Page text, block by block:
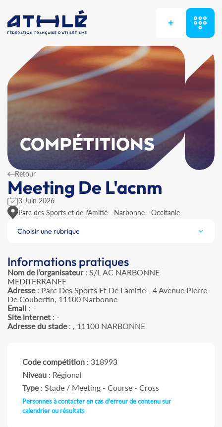
+
COMPÉTITIONS
Retour
Meeting De L'acnm
3 Juin 2026
Parc des Sports et de l'Amitié - Narbonne - Occitanie
Choisir une rubrique
Informations pratiques
Nom de l’organisateur: S/L AC NARBONNE
MEDITERRANEE
Adresse: Parc Des Sports Et De Lamitie - 4 Avenue Pierre
De Coubertin, 11100 Narbonne
Email : -
Site internet : -
Adresse du stade: , 11100 NARBONNE
Code compétition : 318993
Niveau : Régional
Type: Stade / Meeting - Course - Cross
Personnes à contacter en cas d'erreur de contenu sur
calendrier ou résultats